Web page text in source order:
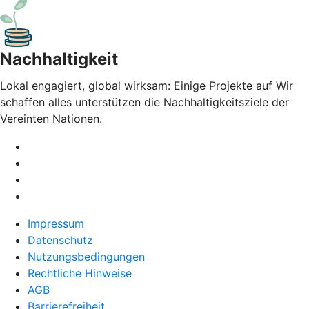
Nachhaltigkeit
Lokal engagiert, global wirksam: Einige Projekte auf Wir
schaffen alles unterstützen die Nachhaltigkeitsziele der
Vereinten Nationen.
Impressum
Datenschutz
Nutzungsbedingungen
Rechtliche Hinweise
AGB
Barrierefreiheit